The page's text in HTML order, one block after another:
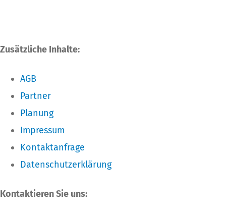
Zusätzliche Inhalte:
AGB
Partner
Planung
Impressum
Kontaktanfrage
Datenschutzerklärung
Kontaktieren Sie uns: